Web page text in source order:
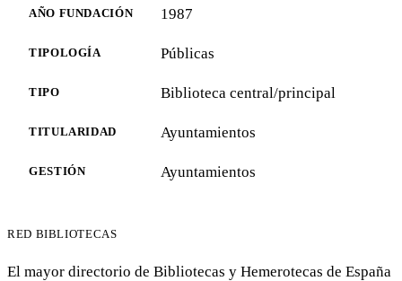
AÑO FUNDACIÓN 1987
TIPOLOGÍA Públicas
TIPO Biblioteca central/principal
TITULARIDAD Ayuntamientos
GESTIÓN Ayuntamientos
RED BIBLIOTECAS
El mayor directorio de Bibliotecas y Hemerotecas de España